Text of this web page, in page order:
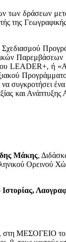
των δράσεων
της
LEADER+, ή
ένα
και Ανάπτυξης
Μάκης,
Ορεινού
Ιστορίας,
στη ΜΕΣΟΓΕΙΟ